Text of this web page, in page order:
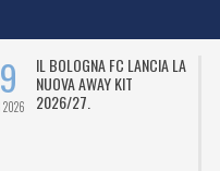
2026
IL BOLOGNA FC LANCIA LA
NUOVA AWAY KIT
2026/27.